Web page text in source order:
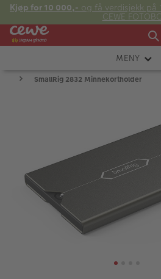
Kjøp for 10 000,- og få verdisjekk
CEWE
Fre:
20:00
MENY
KAMERA
LYS OG STUDIO
INSTANTFOTO
ANALOG
SmallRig 2832 Minnekortholder